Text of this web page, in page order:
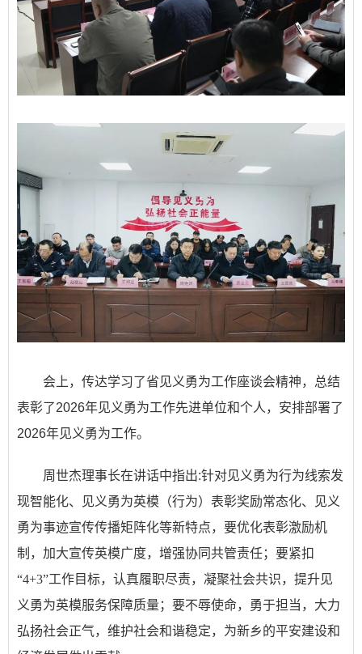
会上，传达学习了省见义勇为工作座谈会精神，总结
表彰了2026年见义勇为工作先进单位和个人，安排部署了
2026年见义勇为工作。
周世杰理事长在讲话中指出:针对见义勇为行为线索发
现智能化、见义勇为英模（行为）表彰奖励常态化、见义
勇为事迹宣传传播矩阵化等新特点，要优化表彰激励机
制，加大宣传英模广度，增强协同共管责任；要紧扣
“4+3”工作目标， 认真履职尽责，凝聚社会共识，提升见
义勇为英模服务保障质量；要不辱使命，勇于担当，大力
弘扬社会正气，维护社会和谐稳定，为新乡的平安建设和